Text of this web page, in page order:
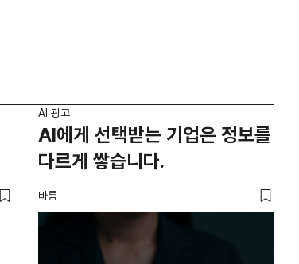
AI 광고
AI에게 선택받는 기업은 정보를
다르게 쌓습니다.
바름